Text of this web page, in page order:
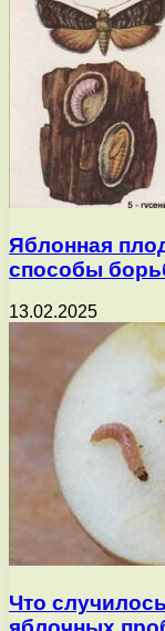
Яблонная
способы
13.02.2025
Что